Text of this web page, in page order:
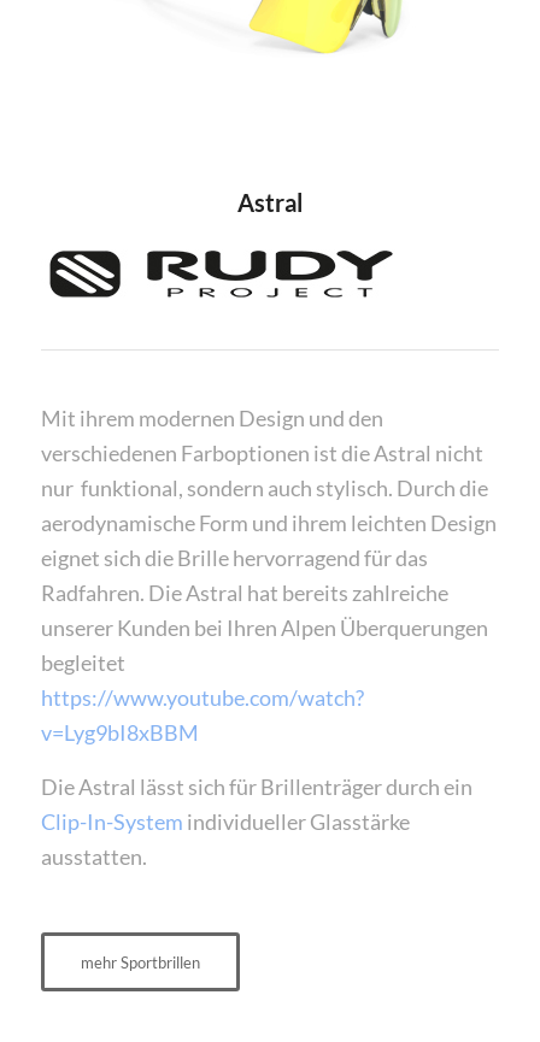
Astral
Mit ihrem modernen Design und den
verschiedenen Farboptionen ist die Astral nicht
nur funktional, sondern auch stylisch. Durch die
aerodynamische Form und ihrem leichten Design
eignet sich die Brille hervorragend für das
Radfahren. Die Astral hat bereits zahlreiche
unserer Kunden bei Ihren Alpen Überquerungen
begleitet
https://www.youtube.com/watch?
v=Lyg9bI8xBBM
Die Astral lässt sich für Brillenträger durch ein
Clip-In-System individueller Glasstärke
ausstatten.
mehr Sportbrillen